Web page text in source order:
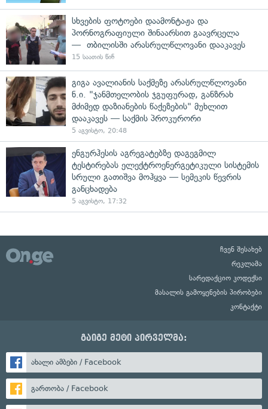
სხვების ფოტოები დაამონტაჟა და
პორნოგრაფიული შინაარსით გაავრცელა
— თბილისში არასრულწლოვანი დააკავეს
15 საათის წინ
გიგა ავალიანის საქმეზე არასრულწლოვანი
ნ.ი. "ჯანმთელობის ჯგუფურად, განზრახ
მძიმედ დაზიანების წაქეზების" მუხლით
დააკავეს — საქმის პროკურორი
5 აგვისტო, 20:48
ენგურჰესის აგრეგატებზე დაგეგმილ
ტესტირებას ელექტროენერგეტიკული სისტემის
სრული გათიშვა მოჰყვა — სემეკის წევრის
განცხადება
5 აგვისტო, 17:32
ჩვენ შესახებ
რეკლამა
სარედაქციო კოდექსი
მასალის გამოყენების პირობები
კონტაქტი
გაიგე მეტი პირველმა:
ახალი ამბები / Facebook
გართობა / Facebook